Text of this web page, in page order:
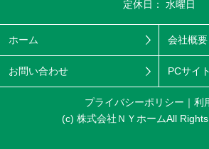
定休日： 水曜日
ホーム 会社概要
お問い合わせ PCサイト
プライバシーポリシー
利
(c) 株式会社ＮＹホームAll Rights